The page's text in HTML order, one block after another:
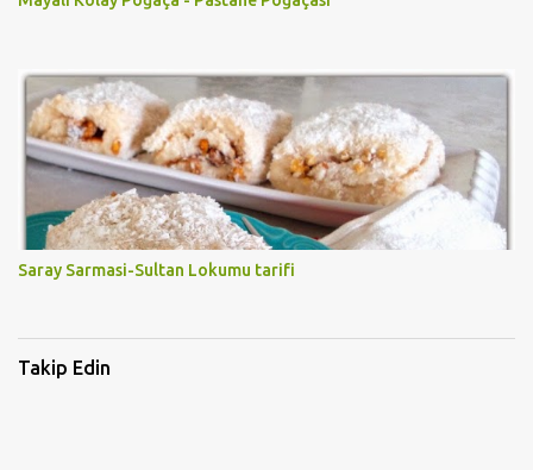
Saray Sarmasi-Sultan Lokumu tarifi
Takip Edin